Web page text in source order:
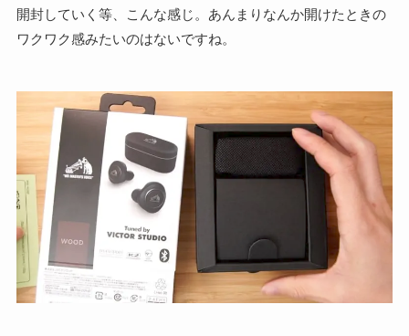
開封していく等、こんな感じ。あんまりなんか開けたときの
ワクワク感みたいのはないですね。